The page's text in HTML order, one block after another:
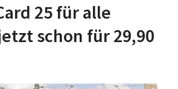
25 für alle
schon für 29,90